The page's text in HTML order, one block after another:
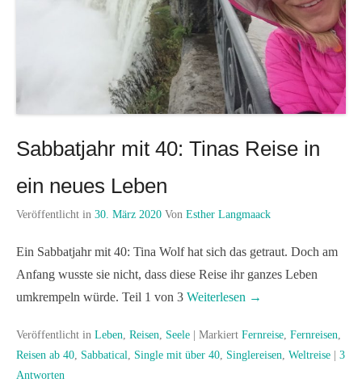
Sabbatjahr mit 40: Tinas Reise in
ein neues Leben
Veröffentlicht in 30. März 2020 Von Esther Langmaack
Ein Sabbatjahr mit 40: Tina Wolf hat sich das getraut. Doch am
Anfang wusste sie nicht, dass diese Reise ihr ganzes Leben
umkrempeln würde. Teil 1 von 3 Weiterlesen →
Veröffentlicht in Leben Reisen Seele | Markiert Fernreise Fernreisen
Reisen ab 40 Sabbatical Single mit über 40 Singlereisen Weltreise | 3
Antworten